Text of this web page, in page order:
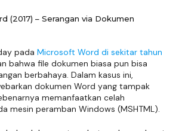
(2017) – Serangan via Dokumen
pada Microsoft Word di sekitar tahun
bahwa file dokumen biasa pun bisa
berbahaya. Dalam kasus ini,
dokumen Word yang tampak
memanfaatkan celah
mesin peramban Windows (MSHTML).